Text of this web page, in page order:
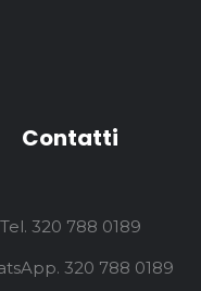
Contatti
Tel. 320 788 0189
320 788 0189